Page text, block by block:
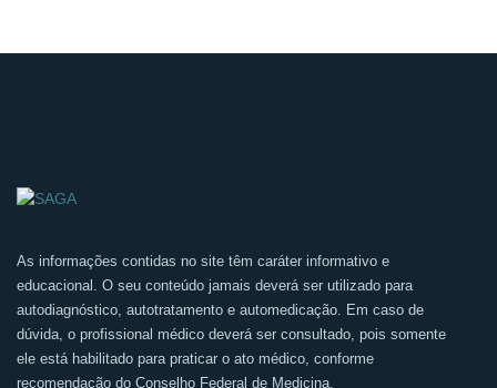
As informações contidas no site têm caráter informativo e
educacional. O seu conteúdo jamais deverá ser utilizado para
autodiagnóstico, autotratamento e automedicação. Em caso de
dúvida, o profissional médico deverá ser consultado, pois somente
ele está habilitado para praticar o ato médico, conforme
recomendação do Conselho Federal de Medicina.